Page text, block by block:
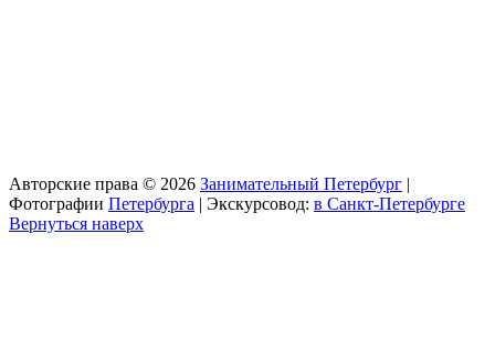
Авторские права © 2026 Занимательный Петербург |
Фотографии Петербурга | Экскурсовод: в Санкт-Петербурге
Вернуться наверх